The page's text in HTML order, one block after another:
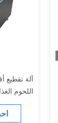
آلة تقطيع
اللحوم الغذائية